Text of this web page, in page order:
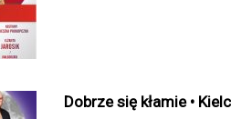
Dobrze się kłamie •